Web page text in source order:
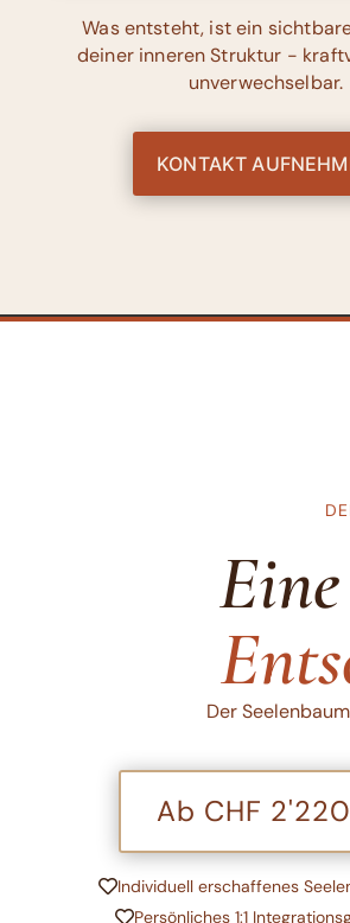
Was entsteht, ist ein
deiner inneren Struktur -
unverwechselbar.
KONTAKT
Der
Ab CHF
Individuell erschaffenes
Persönliches 1:1